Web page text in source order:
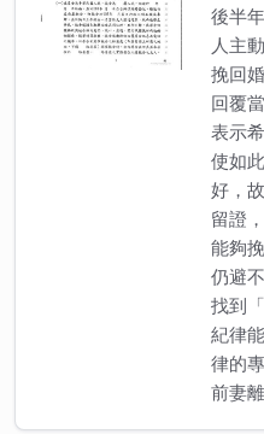
後半
人主
挽回
回覆
表示
使如
好，
留證
能夠
仍避
找到
紀律
律的
前妻